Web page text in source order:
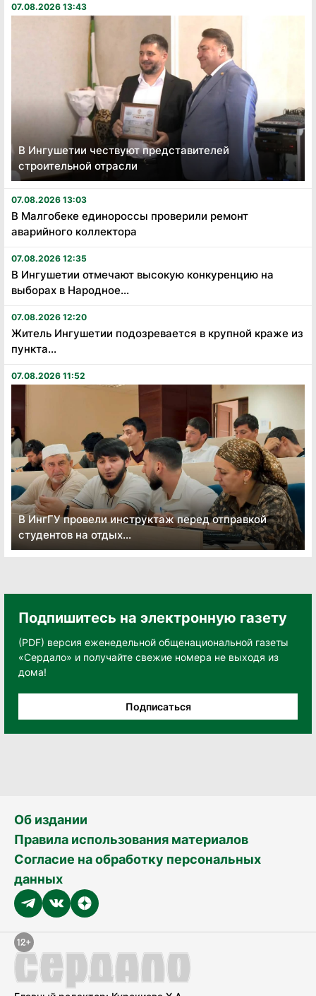
07.08.2026 13:43
В Ингушетии чествуют представителей
строительной отрасли
07.08.2026 13:03
В Малгобеке единороссы проверили ремонт
аварийного коллектора
07.08.2026 12:35
В Ингушетии отмечают высокую конкуренцию на
выборах в Народное...
07.08.2026 12:20
Житель Ингушетии подозревается в крупной краже из
пункта...
07.08.2026 11:52
В ИнгГУ провели инструктаж перед отправкой
студентов на отдых...
Подпишитесь на электронную газету
(PDF) версия еженедельной общенациональной газеты
«Сердало» и получайте свежие номера не выходя из
дома!
Подписаться
Об издании
Правила использования материалов
Согласие на обработку персональных
данных